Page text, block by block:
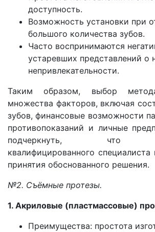
доступность.
Возможность установки при
большого количества зубов.
Часто воспринимаются
устаревших представлений о
непривлекательности.
Таким образом, выбор
множества факторов, включая
зубов, финансовые возможности
противопоказаний и личные
подчеркнуть, что
квалифицированного
принятия обоснованного решения.
№2. Съёмные протезы.
1. Акриловые (пластмассовые)
Преимущества: простота